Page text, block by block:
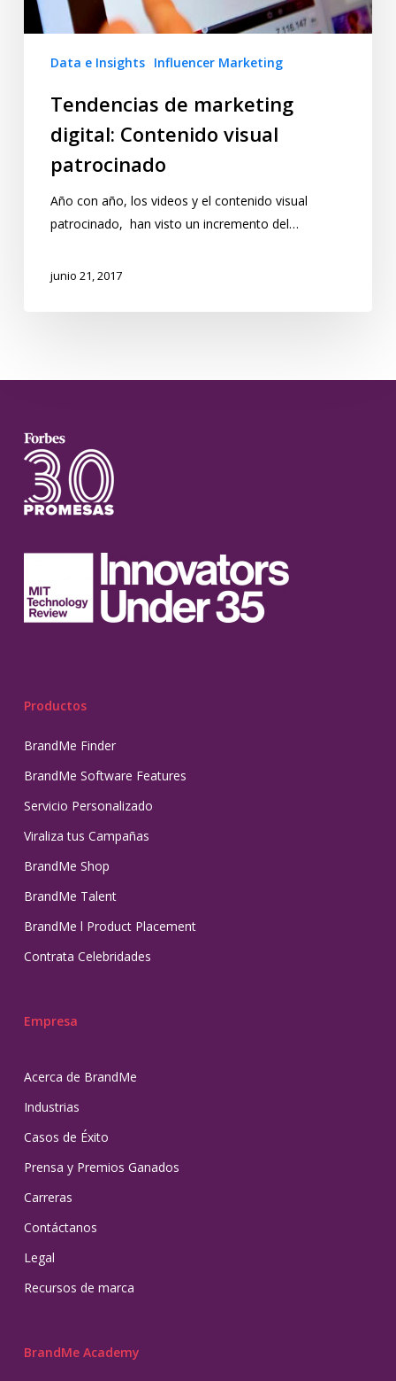
Data e Insights Influencer Marketing
Tendencias de marketing
digital: Contenido visual
patrocinado
Año con año, los videos y el contenido visual
patrocinado, han visto un incremento del…
junio 21, 2017
Productos
BrandMe Finder
BrandMe Software Features
Servicio Personalizado
Viraliza tus Campañas
BrandMe Shop
BrandMe Talent
BrandMe l Product Placement
Contrata Celebridades
Empresa
Acerca de BrandMe
Industrias
Casos de Éxito
Prensa y Premios Ganados
Carreras
Contáctanos
Legal
Recursos de marca
BrandMe Academy